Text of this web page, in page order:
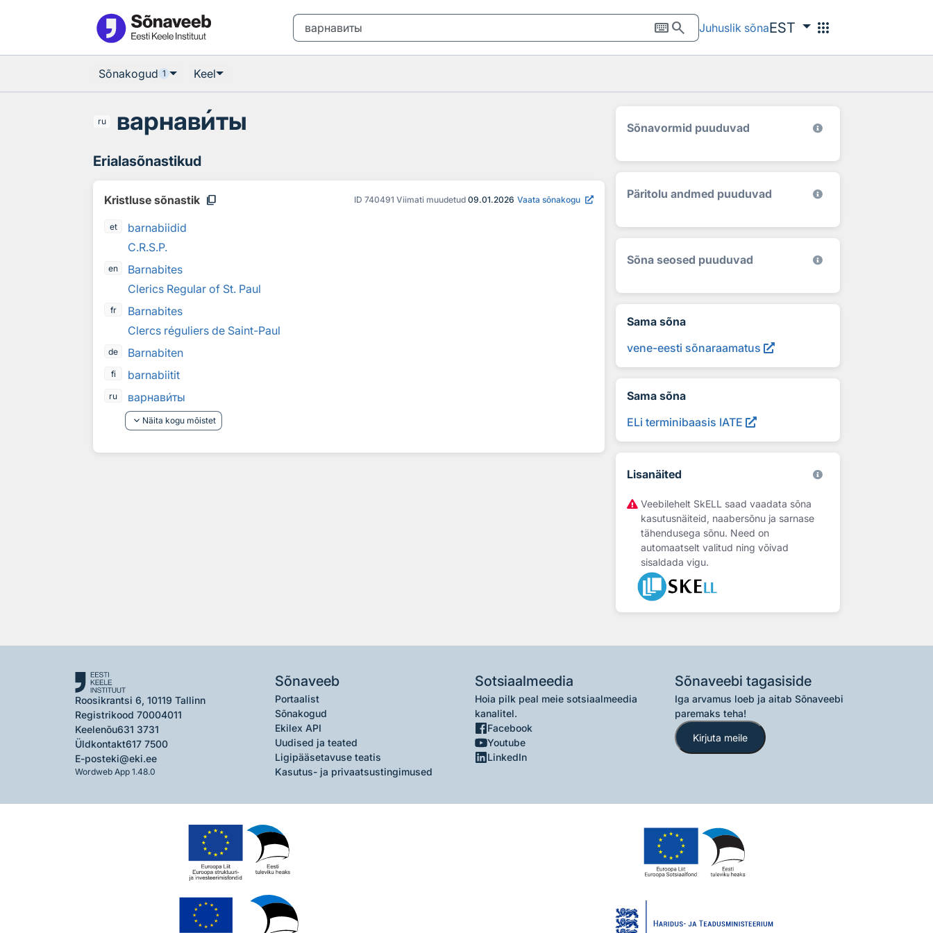
keyboardsearch Juhuslik sõnaEST apps
Sõnakogud 1 Keel
ru варнавиты
Erialasõnastikud
Kristluse sõnastik content_copy ID 740491 Viimati muudetud 09.01.2026 Vaata sõnakogu
et
barnabiidid
C.R.S.P.
en
Barnabites
Clerics Regular of St. Paul
fr
Barnabites
Clercs réguliers de Saint-Paul
de Barnabiten
fi barnabiitit
ru варнавиты
keyboard_arrow_down Näita kogu mõistet
Sõnavormid puuduvad
Päritolu andmed puuduvad
Sõna seosed puuduvad
Sama sõna
vene-eesti sõnaraamatus
Sama sõna
ELi terminibaasis IATE
Lisanäited
Veebilehelt SkELL saad vaadata sõna
kasutusnäiteid, naabersõnu ja sarnase
tähendusega sõnu. Need on
automaatselt valitud ning võivad
sisaldada vigu.
Roosikrantsi 6, 10119 Tallinn
Registrikood 70004011
Keelenõu631 3731
Üldkontakt617 7500
E-posteki@eki.ee
Wordweb App 1.48.0
Sõnaveeb
Portaalist
Sõnakogud
Ekilex API
Uudised ja teated
Ligipääsetavuse teatis
Kasutus- ja privaatsustingimused
Sotsiaalmeedia
Hoia pilk peal meie sotsiaalmeedia
kanalitel.
Facebook
Youtube
LinkedIn
Sõnaveebi tagasiside
Iga arvamus loeb ja aitab Sõnaveebi
paremaks teha!
Kirjuta meile